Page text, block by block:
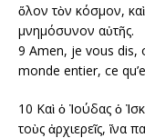
ὅλον τὸν κόσμον,
μνημόσυνον αὐτῆς.
9 Amen, je vous dis,
monde entier, ce
10 Καὶ ὁ Ἰούδας ὁ
τοὺς ἀρχιερεῖς, ἵνα